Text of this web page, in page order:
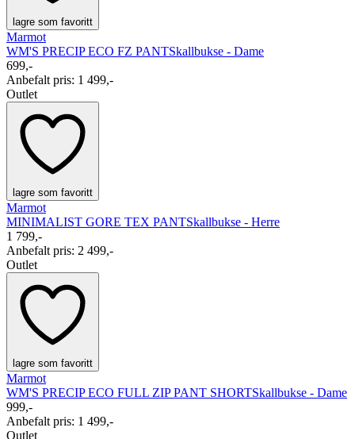
lagre som favoritt
Marmot
WM'S PRECIP ECO FZ PANTSkallbukse - Dame
699,-
Anbefalt pris: 1 499,-
Outlet
lagre som favoritt
Marmot
MINIMALIST GORE TEX PANTSkallbukse - Herre
1 799,-
Anbefalt pris: 2 499,-
Outlet
lagre som favoritt
Marmot
WM'S PRECIP ECO FULL ZIP PANT SHORTSkallbukse - Dame
999,-
Anbefalt pris: 1 499,-
Outlet